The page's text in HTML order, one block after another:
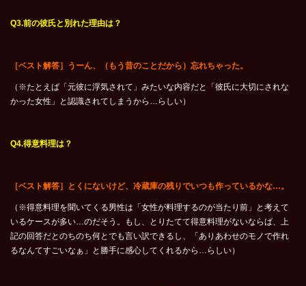
Q3.前の彼氏と別れた理由は？
［ベスト解答］うーん、（もう昔のことだから）忘れちゃった。
（※たとえば「元彼に浮気されて」みたいな内容だと「彼氏に大切にされな
かった女性」と認識されてしまうから…らしい）
Q4.得意料理は？
［ベスト解答］とくにないけど、冷蔵庫の残りでいつも作っているかな…。
（※得意料理を聞いてくる男性は「女性が料理するのが当たり前」と考えて
いるケースが多い…のだそう。もし、とりたてて得意料理がないならば、上
記の回答だとのちのち何とでも言い訳できるし、「ありあわせのモノで作れ
るなんてすごいなぁ」と勝手に感心してくれるから…らしい）